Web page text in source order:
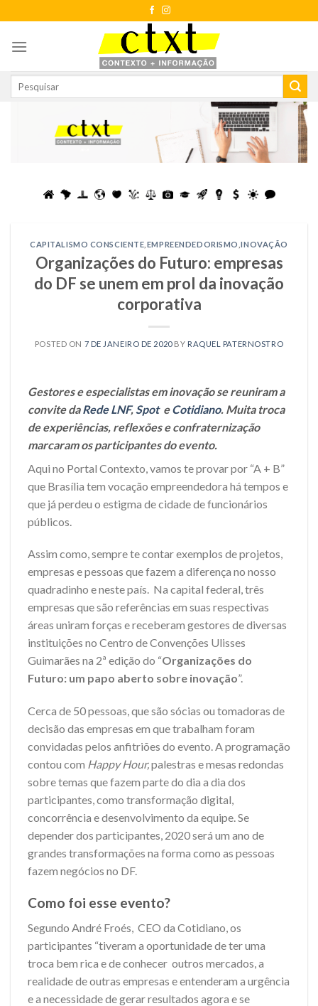
to
content
CAPITALISMO CONSCIENTE EMPREENDEDORISMO ,INOVAÇÃO
Organizações do Futuro: empresas
do DF se unem em prol da inovação
corporativa
POSTED ON 7 DE JANEIRO DE 2020BY RAQUEL PATERNOSTRO
Gestores e especialistas em inovação se reuniram a
convite daRede LNF, Spot eCotidiano. Muita troca
de experiências, reflexões e confraternização
marcaram os participantes do evento.
Aqui no Portal Contexto, vamos te provar por “A + B”
que Brasília tem vocação empreendedora há tempos e
que já perdeu o estigma de cidade de funcionários
públicos.
Assim como, sempre te contar exemplos de projetos,
empresas e pessoas que fazem a diferença no nosso
quadradinho e neste país. Na capital federal, três
empresas que são referências em suas respectivas
áreas uniram forças e receberam gestores de diversas
instituições no Centro de Convenções Ulisses
Guimarães na 2ª edição do “Organizações do
Futuro: um papo aberto sobre inovação”.
Cerca de 50 pessoas, que são sócias ou tomadoras de
decisão das empresas em que trabalham foram
convidadas pelos anfitriões do evento. A programação
contou com Happy Hour,palestras e mesas redondas
sobre temas que fazem parte do dia a dia dos
participantes, como transformação digital,
concorrência e desenvolvimento da equipe. Se
depender dos participantes, 2020 será um ano de
grandes transformações na forma como as pessoas
fazem negócios no DF.
Como foi esse evento?
Segundo André Froés, CEO da Cotidiano, os
participantes “tiveram a oportunidade de ter uma
troca bem rica e de conhecer outros mercados, a
realidade de outras empresas e entenderam a urgência
e a necessidade de gerar resultados agora e se